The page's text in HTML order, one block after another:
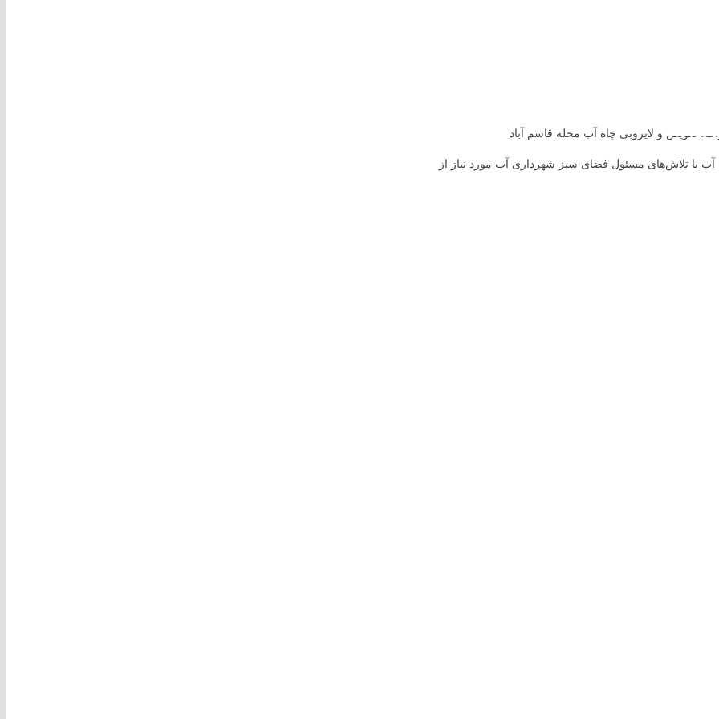
و لایروبی چاه آب محله قاسم آباد
با تلاش‌های مسئول فضای سبز شهرداری آب مورد نیاز از
تاجیک